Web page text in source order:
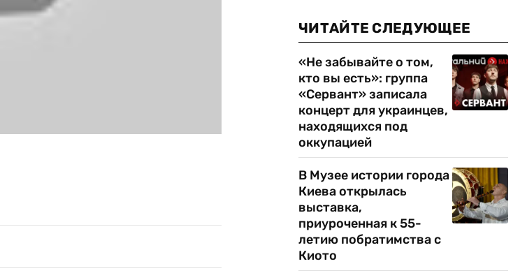
ЧИТАЙТЕ СЛЕДУЮЩЕЕ
«Не забывайте о том,
кто вы есть»: группа
«Сервант» записала
концерт для украинцев,
находящихся под
оккупацией
В Музее истории города
Киева открылась
выставка,
приуроченная к 55-
летию побратимства с
Киото